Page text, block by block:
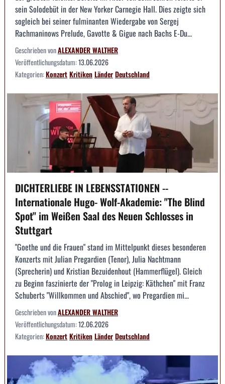
sein Solodebüt in der New Yorker Carnegie Hall. Dies zeigte sich
sogleich bei seiner fulminanten Wiedergabe von Sergej
Rachmaninows Prelude, Gavotte & Gigue nach Bachs E-Du...
Geschrieben vonALEXANDER WALTHER
Veröffentlichungsdatum:13.06.2026
Kategorien:KonzertKritikenLänderDeutschland
DICHTERLIEBE IN LEBENSSTATIONEN --
Internationale Hugo- Wolf-Akademie: "The Blind
Spot" im Weißen Saal des Neuen Schlosses in
Stuttgart
"Goethe und die Frauen" stand im Mittelpunkt dieses besonderen
Konzerts mit Julian Pregardien (Tenor), Julia Nachtmann
(Sprecherin) und Kristian Bezuidenhout (Hammerflügel). Gleich
zu Beginn faszinierte der "Prolog in Leipzig: Käthchen" mit Franz
Schuberts "Willkommen und Abschied", wo Pregardien mi...
Geschrieben vonALEXANDER WALTHER
Veröffentlichungsdatum:12.06.2026
Kategorien:KonzertKritikenLänderDeutschland